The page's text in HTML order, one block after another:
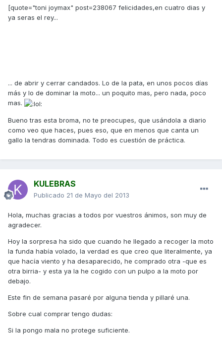
[quote="toni joymax" post=238067 felicidades,en cuatro dias y
ya seras el rey...
... de abrir y cerrar candados. Lo de la pata, en unos pocos días
más y lo de dominar la moto... un poquito mas, pero nada, poco
mas.
Bueno tras esta broma, no te preocupes, que usándola a diario
como veo que haces, pues eso, que en menos que canta un
gallo la tendras dominada. Todo es cuestión de práctica.
KULEBRAS
Publicado 21 de Mayo del 2013
Hola, muchas gracias a todos por vuestros ánimos, son muy de
agradecer.
Hoy la sorpresa ha sido que cuando he llegado a recoger la moto
la funda había volado, la verdad es que creo que literalmente, ya
que hacía viento y ha desaparecido, he comprado otra -que es
otra birria- y esta ya la he cogido con un pulpo a la moto por
debajo.
Este fin de semana pasaré por alguna tienda y pillaré una.
Sobre cual comprar tengo dudas:
Si la pongo mala no protege suficiente.